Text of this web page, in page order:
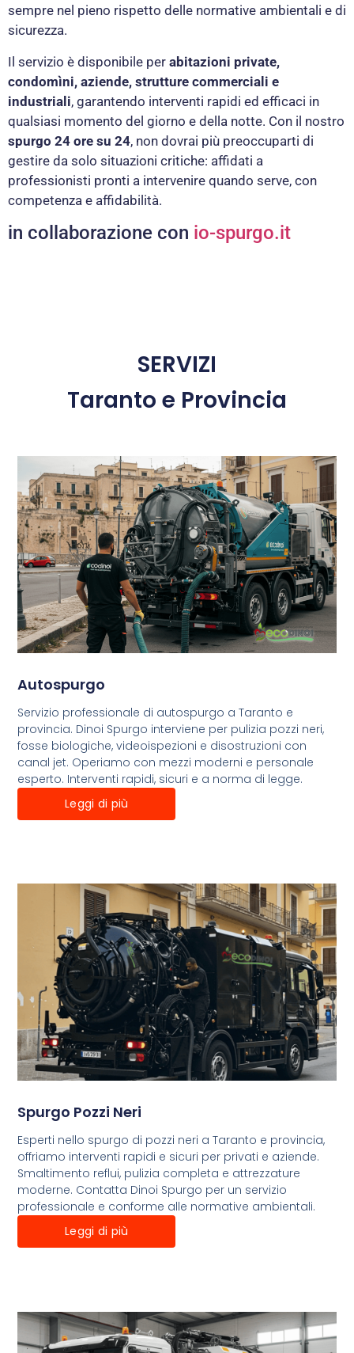
sempre nel pieno rispetto delle normative ambientali e di
sicurezza.
Il servizio è disponibile per abitazioni private,
condomìni, aziende, strutture commerciali e
industriali, garantendo interventi rapidi ed efficaci in
qualsiasi momento del giorno e della notte. Con il nostro
spurgo 24 ore su 24, non dovrai più preoccuparti di
gestire da solo situazioni critiche: affidati a
professionisti pronti a intervenire quando serve, con
competenza e affidabilità.
in collaborazione con io-spurgo.it
SERVIZI
Taranto e Provincia
Autospurgo
Servizio professionale di autospurgo a Taranto e
provincia. Dinoi Spurgo interviene per pulizia pozzi neri,
fosse biologiche, videoispezioni e disostruzioni con
canal jet. Operiamo con mezzi moderni e personale
esperto. Interventi rapidi, sicuri e a norma di legge.
Leggi di più
Spurgo Pozzi Neri
Esperti nello spurgo di pozzi neri a Taranto e provincia,
offriamo interventi rapidi e sicuri per privati e aziende.
Smaltimento reflui, pulizia completa e attrezzature
moderne. Contatta Dinoi Spurgo per un servizio
professionale e conforme alle normative ambientali.
Leggi di più